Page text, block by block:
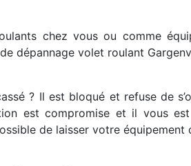
chez vous ou comme
dépannage volet roulant
? Il est bloqué et refuse de
est compromise et il vous
de laisser votre équipement